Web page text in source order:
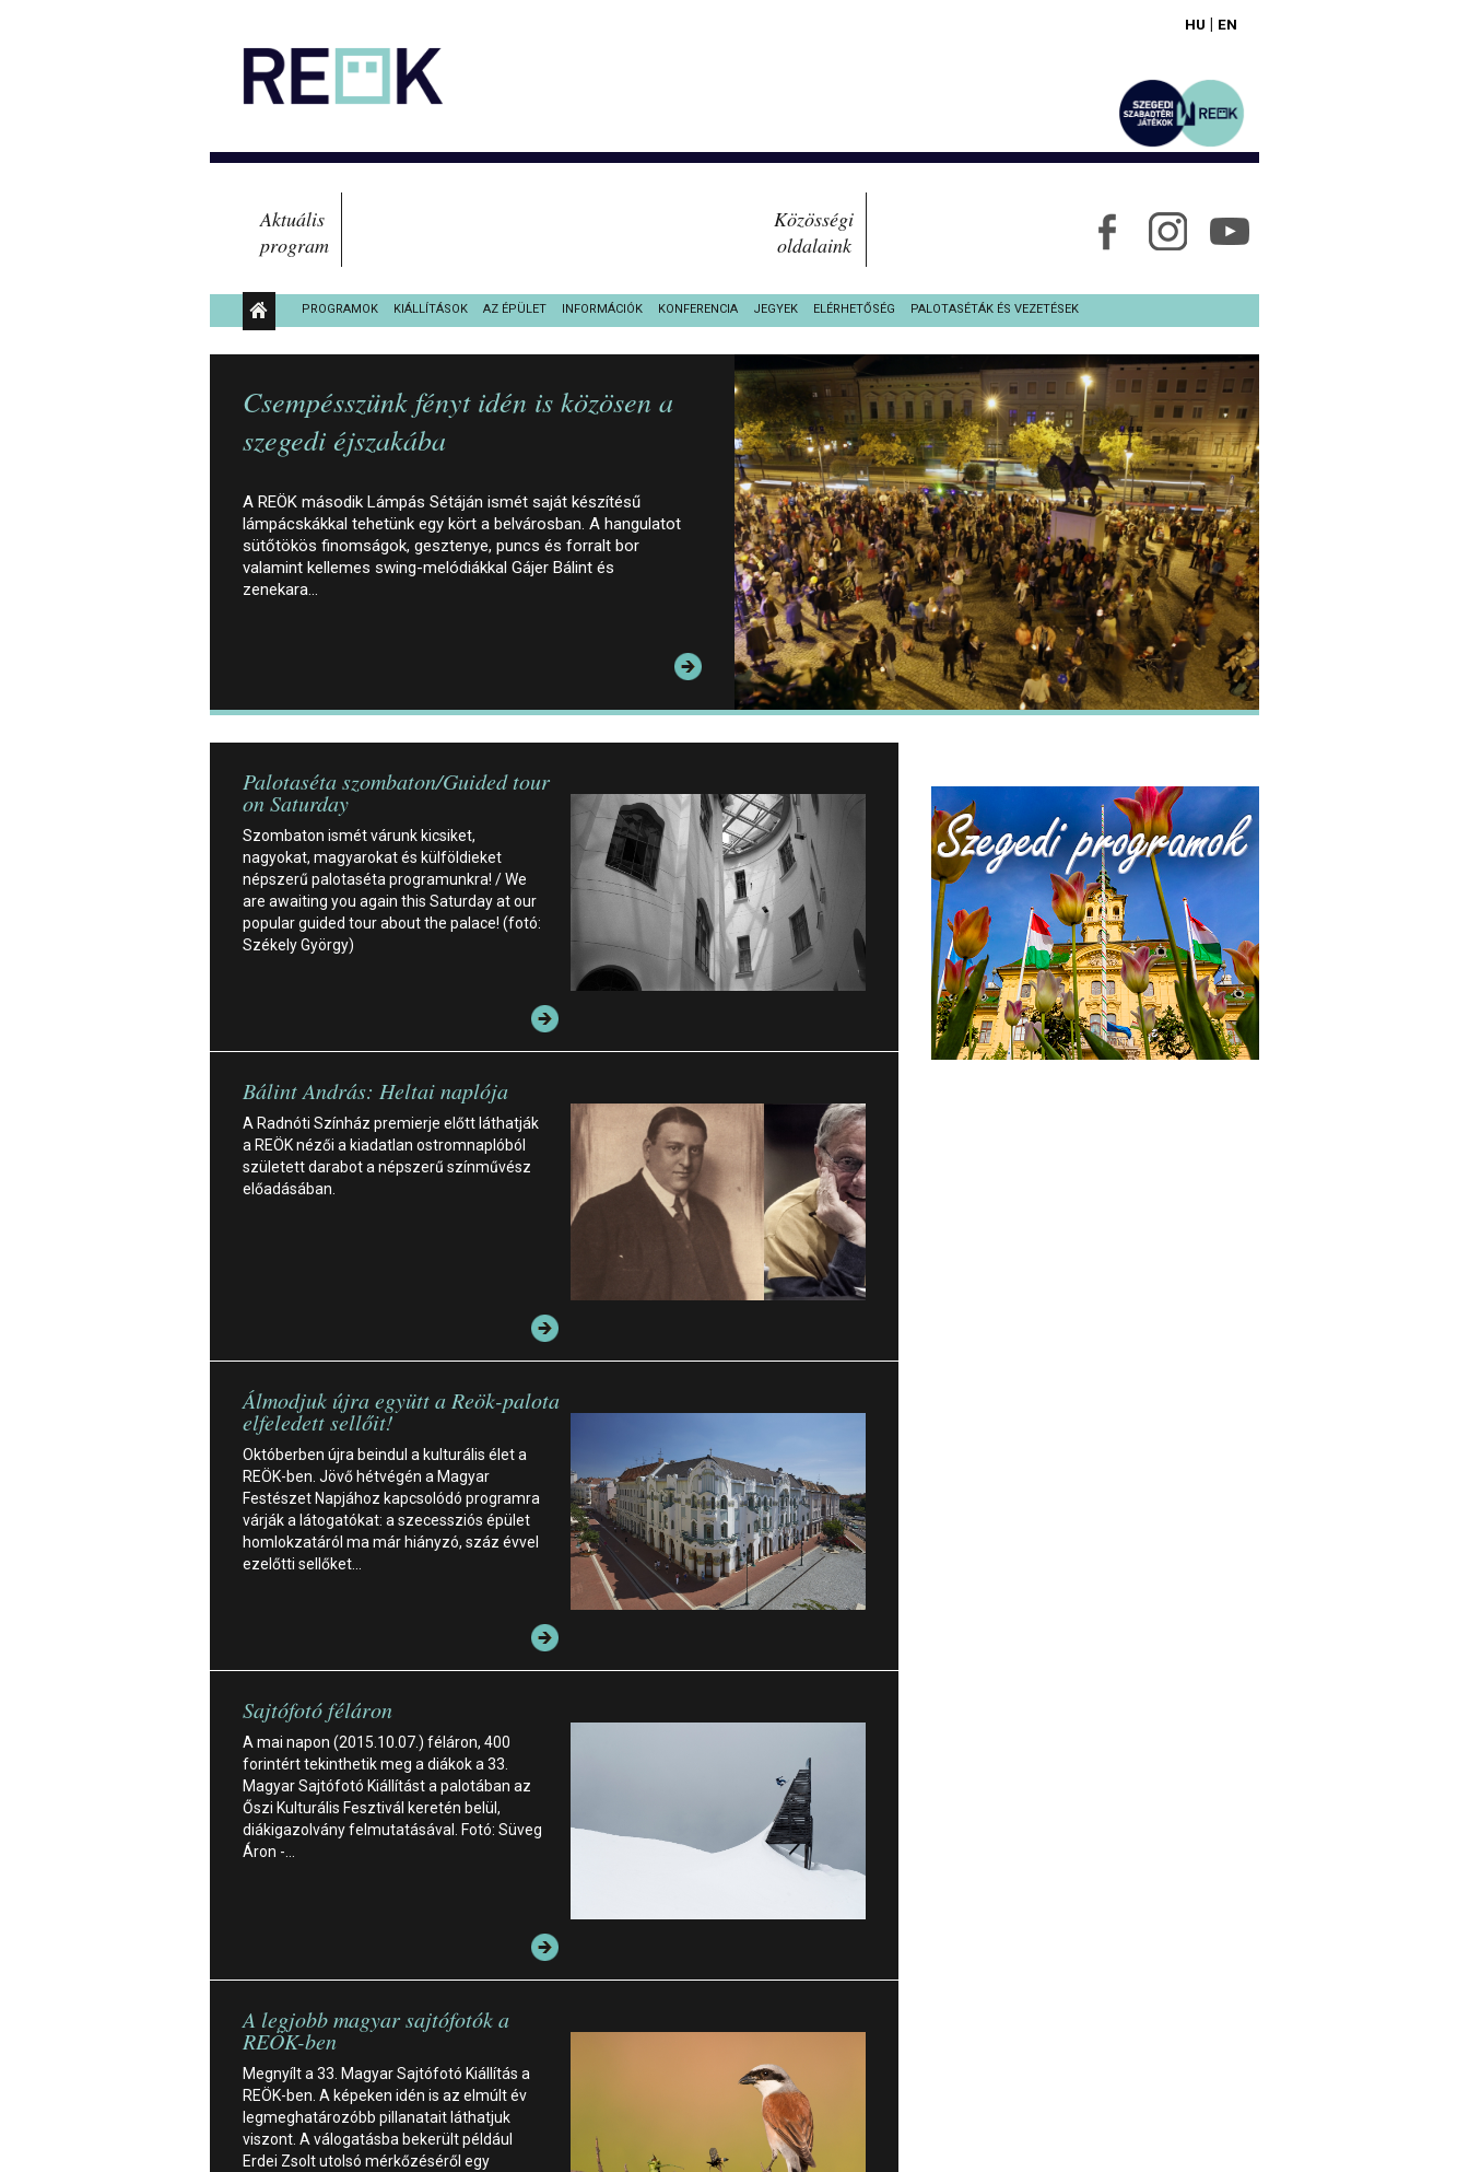
Aktuális
program
Közösségi
oldalaink
HU | EN
PROGRAMOK KIÁLLÍTÁSOK AZ ÉPÜLET INFORMÁCIÓK KONFERENCIA JEGYEK ELÉRHETŐSÉG PALOTASÉTÁK ÉS VEZETÉSEK
KÖZÉRDEKŰ ADATOK
Csempésszünk fényt idén is közösen a
szegedi éjszakába
A REÖK második Lámpás Sétáján ismét saját készítésű
lámpácskákkal tehetünk egy kört a belvárosban. A hangulatot
sütőtökös finomságok, gesztenye, puncs és forralt bor
valamint kellemes swing-melódiákkal Gájer Bálint és
zenekara…
Palotaséta szombaton/Guided tour
on Saturday
Szombaton ismét várunk kicsiket,
nagyokat, magyarokat és külföldieket
népszerű palotaséta programunkra! / We
are awaiting you again this Saturday at our
popular guided tour about the palace! (fotó:
Székely György)
Bálint András: Heltai naplója
A Radnóti Színház premierje előtt láthatják
a REÖK nézői a kiadatlan ostromnaplóból
született darabot a népszerű színművész
előadásában.
Álmodjuk újra együtt a Reök-palota
elfeledett sellőit!
Októberben újra beindul a kulturális élet a
REÖK-ben. Jövő hétvégén a Magyar
Festészet Napjához kapcsolódó programra
várják a látogatókat: a szecessziós épület
homlokzatáról ma már hiányzó, száz évvel
ezelőtti sellőket…
Sajtófotó féláron
A mai napon (2015.10.07.) féláron, 400
forintért tekinthetik meg a diákok a 33.
Magyar Sajtófotó Kiállítást a palotában az
Őszi Kulturális Fesztivál keretén belül,
diákigazolvány felmutatásával. Fotó: Süveg
Áron -…
A legjobb magyar sajtófotók a
REÖK-ben
Megnyílt a 33. Magyar Sajtófotó Kiállítás a
REÖK-ben. A képeken idén is az elmúlt év
legmeghatározóbb pillanatait láthatjuk
viszont. A válogatásba bekerült például
Erdei Zsolt utolsó mérkőzéséről egy